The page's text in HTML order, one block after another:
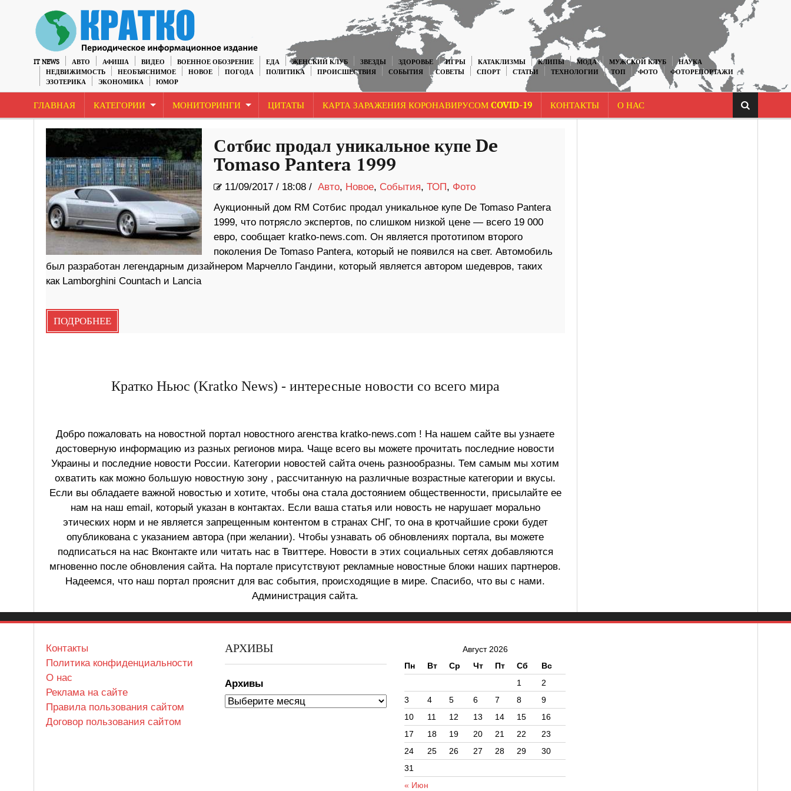
IT NEWS АВТО АФИША ВИДЕО ВОЕННОЕ ОБОЗРЕНИЕ ЕДА ЖЕНСКИЙ КЛУБ ЗВЕЗДЫ ЗДОРОВЬЕ ИГРЫ КАТАКЛИЗМЫ КЛИПЫ МОДА МУЖСКОЙ КЛУБ
НАУКА
НЕДВИЖИМОСТЬ
НЕОБЪЯСНИМОЕ НОВОЕ ПОГОДА ПОЛИТИКА ПРОИСШЕСТВИЯ СОБЫТИЯ СОВЕТЫ СПОРТ СТАТЬИ ТЕХНОЛОГИИ ТОП ФОТО
ФОТОРЕПОРТАЖИ
ЭЗОТЕРИКА
ЭКОНОМИКА ЮМОР
ГЛАВНАЯ КАТЕГОРИИ МОНИТОРИНГИ ЦИТАТЫ КАРТА ЗАРАЖЕНИЯ КОРОНАВИРУСОМ COVID-19 КОНТАКТЫ О НАС
Сотбис продал уникальное купе De
Tomaso Pantera 1999
11/09/2017/ 18:08 / Авто, Новое, События, ТОП, Фото
Аукционный дом RM Сотбис продал уникальное купе De Tomaso Pantera
1999, что потрясло экспертов, по слишком низкой цене — всего 19 000
евро, сообщает kratko-news.com. Он является прототипом второго
поколения De Tomaso Pantera, который не появился на свет. Автомобиль
был разработан легендарным дизайнером Марчелло Гандини, который является автором шедевров, таких
как Lamborghini Countach и Lancia
ПОДРОБНЕЕ
Кратко Ньюс (Kratko News) - интересные новости со всего мира
Добро пожаловать на новостной портал новостного агенства kratko-news.com ! На нашем сайте вы узнаете
достоверную информацию из разных регионов мира. Чаще всего вы можете прочитать последние новости
Украины и последние новости России. Категории новостей сайта очень разнообразны. Тем самым мы хотим
охватить как можно большую новостную зону , рассчитанную на различные возрастные категории и вкусы.
Если вы обладаете важной новостью и хотите, чтобы она стала достоянием общественности, присылайте ее
нам на наш email, который указан в контактах. Если ваша статья или новость не нарушает морально
этических норм и не является запрещенным контентом в странах СНГ, то она в кротчайшие сроки будет
опубликована с указанием автора (при желании). Чтобы узнавать об обновлениях портала, вы можете
подписаться на нас Вконтакте или читать нас в Твиттере. Новости в этих социальных сетях добавляются
мгновенно после обновления сайта. На портале присутствуют рекламные новостные блоки наших партнеров.
Надеемся, что наш портал прояснит для вас события, происходящие в мире. Спасибо, что вы с нами.
Администрация сайта.
Контакты
Политика конфиденциальности
О нас
Реклама на сайте
Правила пользования сайтом
Договор пользования сайтом
АРХИВЫ
Архивы
Август 2026
Пн
Вт Ср Чт Пт Сб Вс
« Июн
1
2
3
4 5 6 7 8
9
10
11 12 13 14 15
16
17
18 19 20 21 22
23
24
25 26 27 28 29
30
31